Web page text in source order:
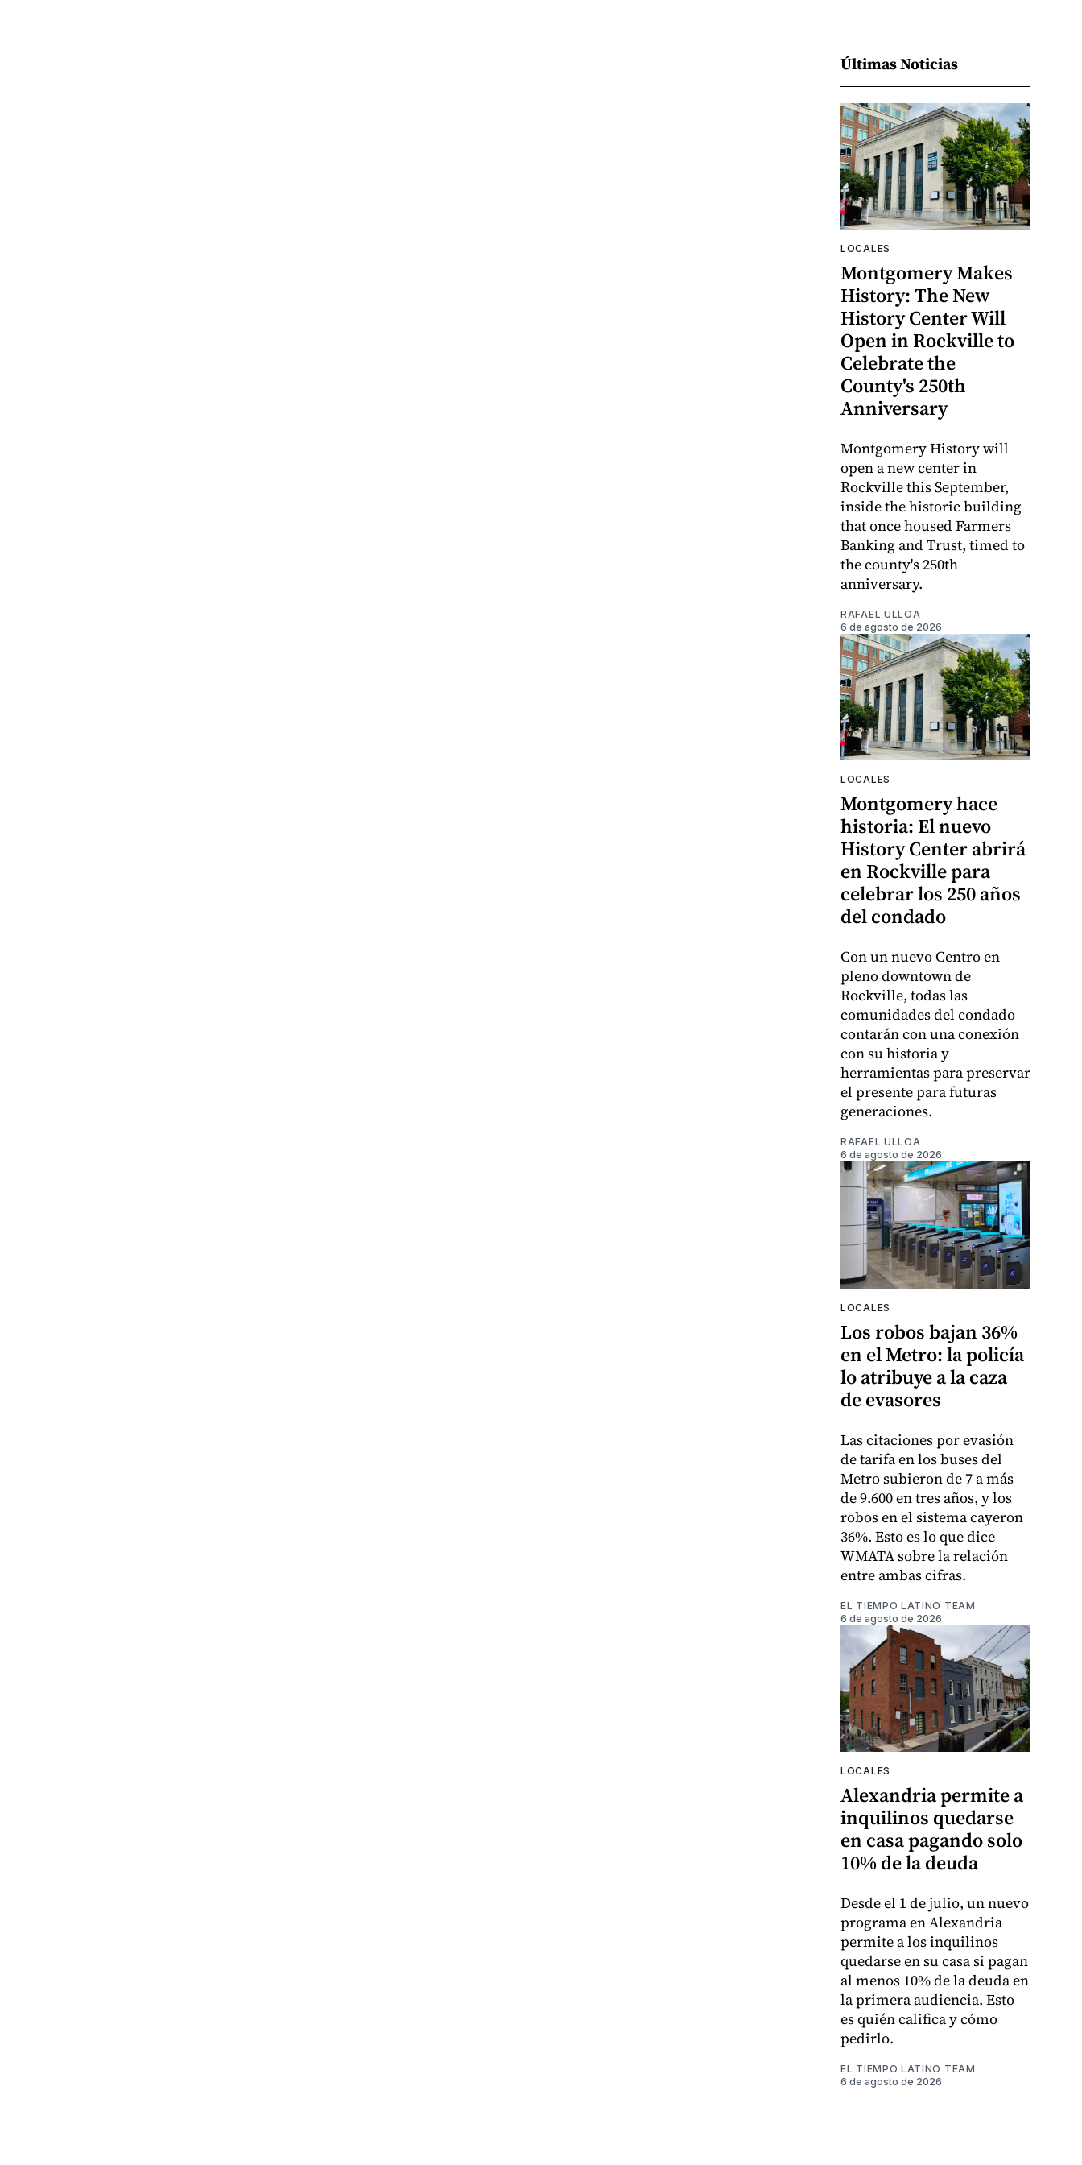
Últimas Noticias
LOCALES
Montgomery Makes
History: The New
History Center Will
Open in Rockville to
Celebrate the
County's 250th
Anniversary
Montgomery History will
open a new center in
Rockville this September,
inside the historic building
that once housed Farmers
Banking and Trust, timed to
the county's 250th
anniversary.
RAFAEL ULLOA
6 de agosto de 2026
LOCALES
Montgomery hace
historia: El nuevo
History Center abrirá
en Rockville para
celebrar los 250 años
del condado
Con un nuevo Centro en
pleno downtown de
Rockville, todas las
comunidades del condado
contarán con una conexión
con su historia y
herramientas para preservar
el presente para futuras
generaciones.
RAFAEL ULLOA
6 de agosto de 2026
LOCALES
Los robos bajan 36%
en el Metro: la policía
lo atribuye a la caza
de evasores
Las citaciones por evasión
de tarifa en los buses del
Metro subieron de 7 a más
de 9.600 en tres años, y los
robos en el sistema cayeron
36%. Esto es lo que dice
WMATA sobre la relación
entre ambas cifras.
EL TIEMPO LATINO TEAM
6 de agosto de 2026
LOCALES
Alexandria permite a
inquilinos quedarse
en casa pagando solo
10% de la deuda
Desde el 1 de julio, un nuevo
programa en Alexandria
permite a los inquilinos
quedarse en su casa si pagan
al menos 10% de la deuda en
la primera audiencia. Esto
es quién califica y cómo
pedirlo.
EL TIEMPO LATINO TEAM
6 de agosto de 2026